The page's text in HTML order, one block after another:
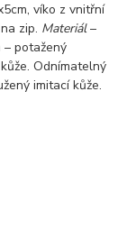
víko z vnitřní
zip. Materiál–
– potažený
Odnímatelný
imitací kůže.